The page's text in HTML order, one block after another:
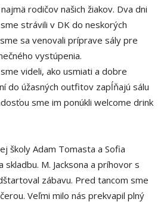
rodičov našich žiakov. Dva dni
strávili v DK do neskorých
sa venovali príprave sály pre
vystúpenia.
videli, ako usmiati a dobre
do úžasných outfitov zapĺňajú sálu
sme im ponúkli welcome drink
školy Adam Tomasta a Sofia
skladbu. M. Jacksona a príhovor s
zábavu. Pred tancom sme
Veľmi milo nás prekvapil plný